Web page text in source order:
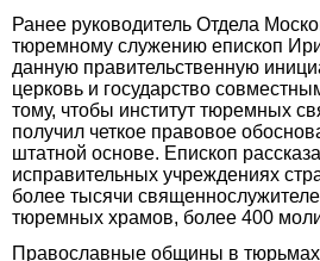
Ранее руководитель Отдела
тюремному служению епископ
данную правительственную
церковь и государство
тому, чтобы институт тюремных
получил четкое правовое
штатной основе. Епископ
исправительных учреждениях
более тысячи
тюремных храмов, более 400
Православные общины в тюрьмах